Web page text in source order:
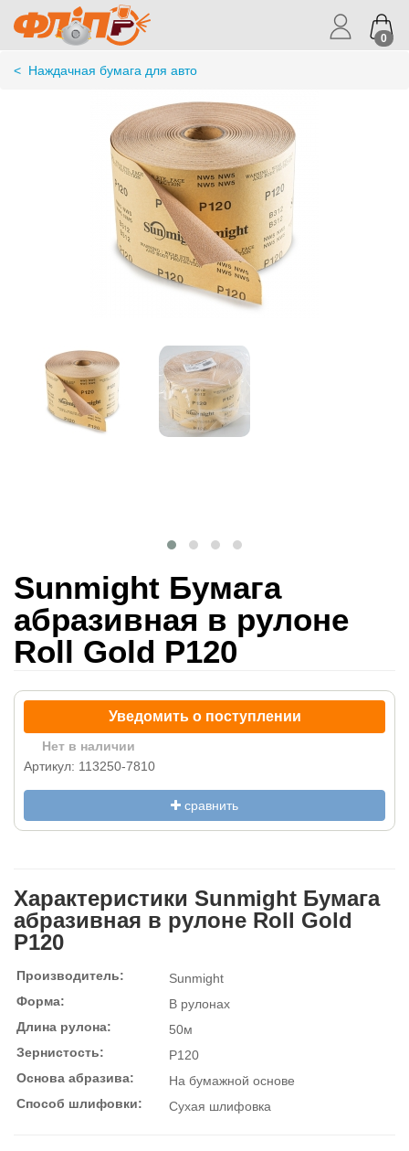
0
< Наждачная бумага для авто
Sunmight Бумага
абразивная в рулоне
Roll Gold P120
Уведомить о поступлении
Нет в наличии
Артикул: 113250-7810
сравнить
Характеристики Sunmight Бумага
абразивная в рулоне Roll Gold
P120
Производитель:
Sunmight
Форма:
В рулонах
Длина рулона:
50м
Зернистость:
P120
Основа абразива:
На бумажной основе
Способ шлифовки:
Сухая шлифовка